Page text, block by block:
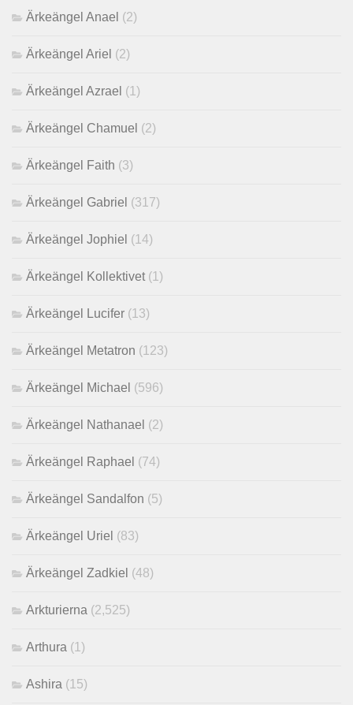
Ärkeängel Anael (2)
Ärkeängel Ariel (2)
Ärkeängel Azrael (1)
Ärkeängel Chamuel (2)
Ärkeängel Faith (3)
Ärkeängel Gabriel (317)
Ärkeängel Jophiel (14)
Ärkeängel Kollektivet (1)
Ärkeängel Lucifer (13)
Ärkeängel Metatron (123)
Ärkeängel Michael (596)
Ärkeängel Nathanael (2)
Ärkeängel Raphael (74)
Ärkeängel Sandalfon (5)
Ärkeängel Uriel (83)
Ärkeängel Zadkiel (48)
Arkturierna (2,525)
Arthura (1)
Ashira (15)